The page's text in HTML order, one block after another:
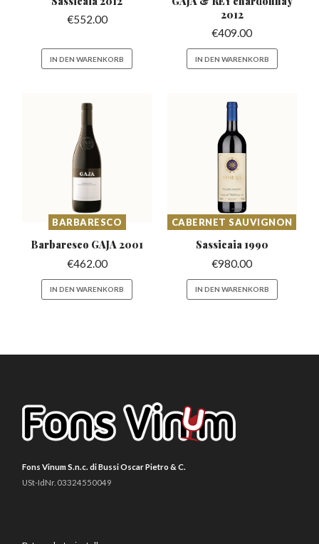
€552.00
IN DEN WARENKORB
2012
€409.00
IN DEN WARENKORB
BARBARESCO
Barbaresco GAJA 2001
€462.00
IN DEN WARENKORB
CABERNET SAUVIGNON
Sassicaia 1990
€980.00
IN DEN WARENKORB
Fons Vinum S.n.c. di Bussi Oscar Pietro & C.
USt-IdNr. 03324550049